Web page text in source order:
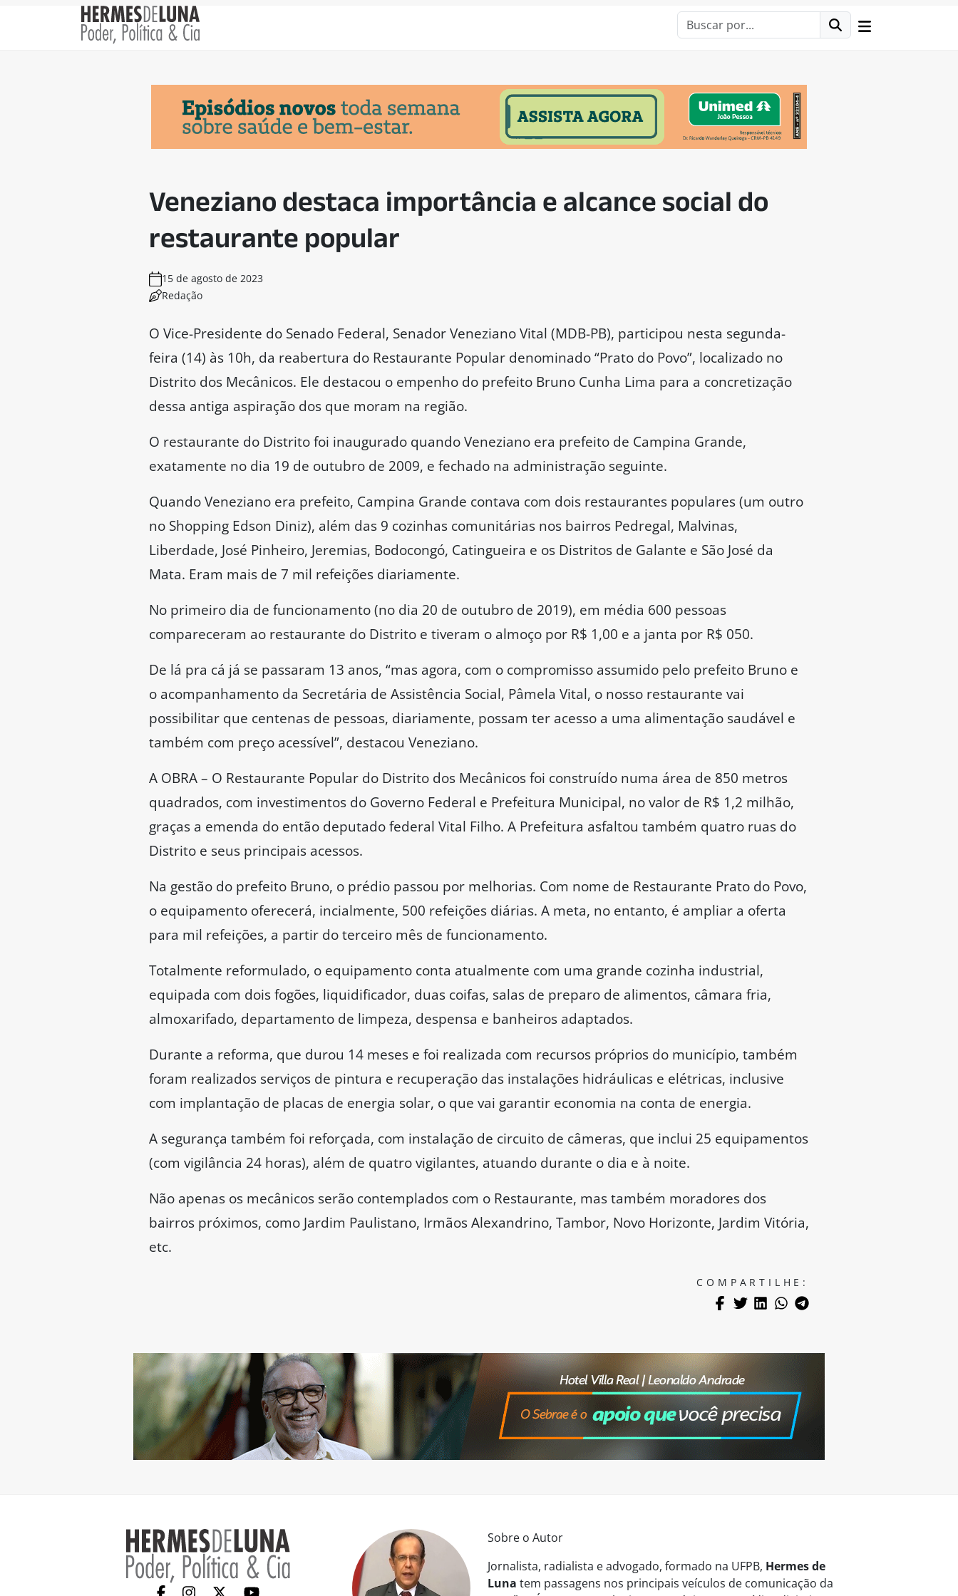
Veneziano destaca importância e alcance social do
restaurante popular
15 de agosto de 2023
Redação
O Vice-Presidente do Senado Federal, Senador Veneziano Vital (MDB-PB), participou nesta segunda-
feira (14) às 10h, da reabertura do Restaurante Popular denominado “Prato do Povo”, localizado no
Distrito dos Mecânicos. Ele destacou o empenho do prefeito Bruno Cunha Lima para a concretização
dessa antiga aspiração dos que moram na região.
O restaurante do Distrito foi inaugurado quando Veneziano era prefeito de Campina Grande,
exatamente no dia 19 de outubro de 2009, e fechado na administração seguinte.
Quando Veneziano era prefeito, Campina Grande contava com dois restaurantes populares (um outro
no Shopping Edson Diniz), além das 9 cozinhas comunitárias nos bairros Pedregal, Malvinas,
Liberdade, José Pinheiro, Jeremias, Bodocongó, Catingueira e os Distritos de Galante e São José da
Mata. Eram mais de 7 mil refeições diariamente.
No primeiro dia de funcionamento (no dia 20 de outubro de 2019), em média 600 pessoas
compareceram ao restaurante do Distrito e tiveram o almoço por R$ 1,00 e a janta por R$ 050.
De lá pra cá já se passaram 13 anos, “mas agora, com o compromisso assumido pelo prefeito Bruno e
o acompanhamento da Secretária de Assistência Social, Pâmela Vital, o nosso restaurante vai
possibilitar que centenas de pessoas, diariamente, possam ter acesso a uma alimentação saudável e
também com preço acessível”, destacou Veneziano.
A OBRA – O Restaurante Popular do Distrito dos Mecânicos foi construído numa área de 850 metros
quadrados, com investimentos do Governo Federal e Prefeitura Municipal, no valor de R$ 1,2 milhão,
graças a emenda do então deputado federal Vital Filho. A Prefeitura asfaltou também quatro ruas do
Distrito e seus principais acessos.
Na gestão do prefeito Bruno, o prédio passou por melhorias. Com nome de Restaurante Prato do Povo,
o equipamento oferecerá, incialmente, 500 refeições diárias. A meta, no entanto, é ampliar a oferta
para mil refeições, a partir do terceiro mês de funcionamento.
Totalmente reformulado, o equipamento conta atualmente com uma grande cozinha industrial,
equipada com dois fogões, liquidificador, duas coifas, salas de preparo de alimentos, câmara fria,
almoxarifado, departamento de limpeza, despensa e banheiros adaptados.
Durante a reforma, que durou 14 meses e foi realizada com recursos próprios do município, também
foram realizados serviços de pintura e recuperação das instalações hidráulicas e elétricas, inclusive
com implantação de placas de energia solar, o que vai garantir economia na conta de energia.
A segurança também foi reforçada, com instalação de circuito de câmeras, que inclui 25 equipamentos
(com vigilância 24 horas), além de quatro vigilantes, atuando durante o dia e à noite.
Não apenas os mecânicos serão contemplados com o Restaurante, mas também moradores dos
bairros próximos, como Jardim Paulistano, Irmãos Alexandrino, Tambor, Novo Horizonte, Jardim Vitória,
etc.
COMPARTILHE:
Sobre o Autor
Jornalista, radialista e advogado, formado na UFPB, Hermes de
Luna tem passagens nos principais veículos de comunicação da